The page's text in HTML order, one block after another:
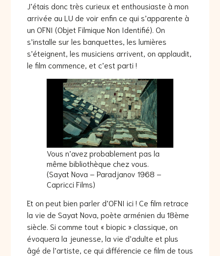
J’étais donc très curieux et enthousiaste à mon
arrivée au LU de voir enfin ce qui s’apparente à
un OFNI (Objet Filmique Non Identifié). On
s’installe sur les banquettes, les lumières
s’éteignent, les musiciens arrivent, on applaudit,
le film commence, et c’est parti !
Vous n’avez probablement pas la
même bibliothèque chez vous.
(Sayat Nova – Paradjanov 1968 –
Capricci Films)
Et on peut bien parler d’OFNI ici ! Ce film retrace
la vie de Sayat Nova, poète arménien du 18ème
siècle. Si comme tout « biopic » classique, on
évoquera la jeunesse, la vie d’adulte et plus
âgé de l’artiste, ce qui différencie ce film de tous